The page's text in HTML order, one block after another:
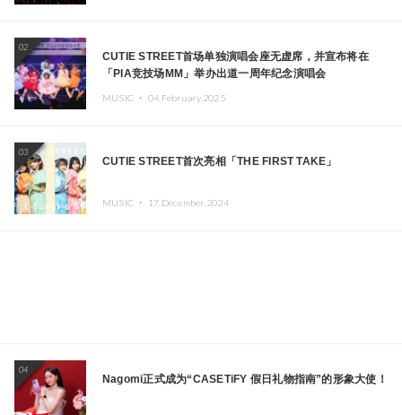
02
CUTIE STREET首场单独演唱会座无虚席，并宣布将在
「PIA竞技场MM」举办出道一周年纪念演唱会
MUSIC ・ 04.February.2025
03
CUTIE STREET首次亮相「THE FIRST TAKE」
MUSIC ・ 17.December.2024
04
Nagomi正式成为“CASETiFY 假日礼物指南”的形象大使！